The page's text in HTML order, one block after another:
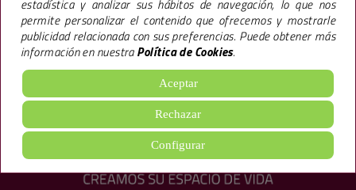
La marca Premier,especializada en la promoción de pisos en Madrid y
Barcelona , lleva más de 40 años trabajando bajo una filosofía empresarial que le
ha llevado a construir más de 65.000 viviendas y 600.000 m2 de oficinas, hoteles y
locales ofreciendoexcelentes calidades , todo ello, siguiendo un sistema degestión
de Calidad Medioambiental
aviso legal·política de cookies·Configuración de cookies·
política de privacidad
estadística y analizar sus hábitos de navegación, lo que nos
permite personalizar el contenido que ofrecemos y mostrarle
publicidad relacionada con sus preferencias. Puede obtener más
información en nuestraPolítica de Cookies.
Aceptar
Rechazar
Configurar